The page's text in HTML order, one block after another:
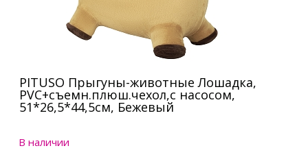
PITUSO Прыгуны-животные Лошадка,
PVC+съемн.плюш.чехол,с насосом,
51*26,5*44,5см, Бежевый
В наличии